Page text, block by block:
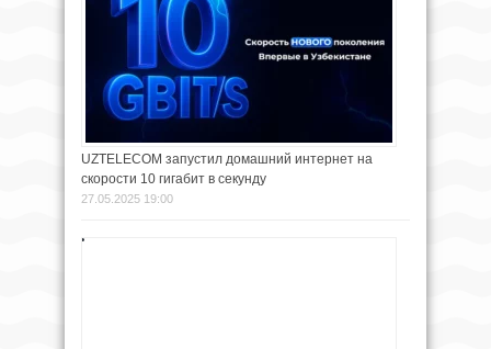
UZTELECOM запустил домашний интернет на
скорости 10 гигабит в секунду
27.05.2025 19:00